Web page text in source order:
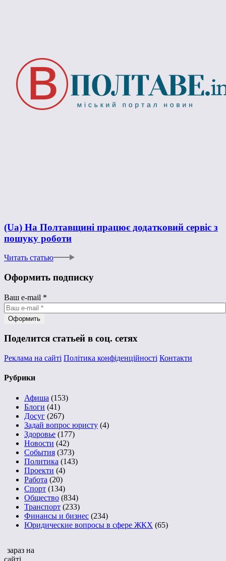
(Ua) На Полтавщині працює додатковий сервіс з
пошуку роботи
Читать статью
Оформить подписку
Ваш e-mail *
Поделится статьей в соц. сетях
Реклама на сайті Політика конфіденційності Контакти
Рубрики
Афиша (153)
Блоги (41)
Досуг (267)
Задай вопрос юристу (4)
Здоровье (177)
Новости (42)
События (373)
Политика (143)
Проекти (4)
Работа (20)
Спорт (134)
Общество (834)
Транспорт (233)
Финансы и бизнес (234)
Юридические вопросы в сфере ЖКХ (65)
зараз на
сайті